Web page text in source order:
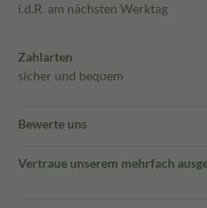
i.d.R. am nächsten Werktag
Zahlarten
sicher und bequem
Bewerte uns
Vertraue unserem mehrfach